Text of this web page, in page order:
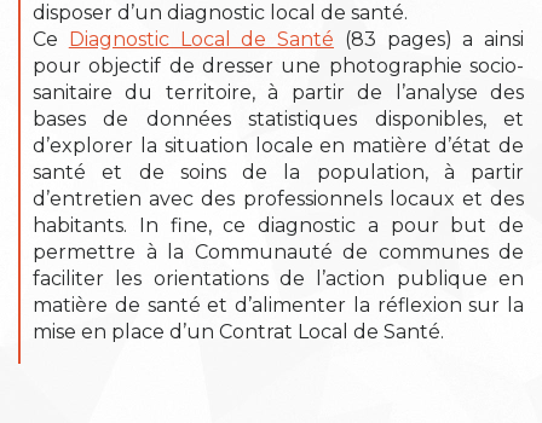
disposer d’un diagnostic local de santé.
Ce Diagnostic Local de Santé (83 pages) a ainsi
pour objectif de dresser une photographie socio-
sanitaire du territoire, à partir de l’analyse des
bases de données statistiques disponibles, et
d’explorer la situation locale en matière d’état de
santé et de soins de la population, à partir
d’entretien avec des professionnels locaux et des
habitants. In fine, ce diagnostic a pour but de
permettre à la Communauté de communes de
faciliter les orientations de l’action publique en
matière de santé et d’alimenter la réflexion sur la
mise en place d’un Contrat Local de Santé.